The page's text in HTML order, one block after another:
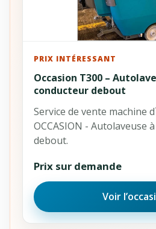
PRIX INTÉRESSANT
Occasion T300 –
conducteur debout
Service de vente machine
OCCASION - Autolaveuse
debout.
Prix sur demande
Voir